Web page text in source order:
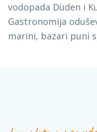
vodopada Düden i
Gastronomija
marini, bazari puni